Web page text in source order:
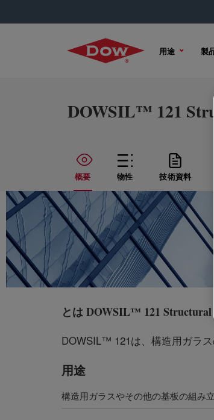
用途 製
DOWSIL™ 121
概要 物性 技術資料
とはDOWSIL™ 121 Structural
DOWSIL™ 121は、構造用ガラ
用途
構造用ガラスやその他の基板の組み